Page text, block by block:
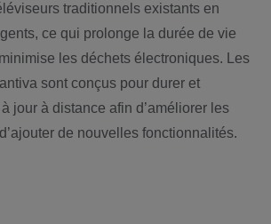
traditionnels existants en
ce qui prolonge la durée de vie
les déchets électroniques. Les
sont conçus pour durer et
jour à distance afin d’améliorer les
de nouvelles fonctionnalités.